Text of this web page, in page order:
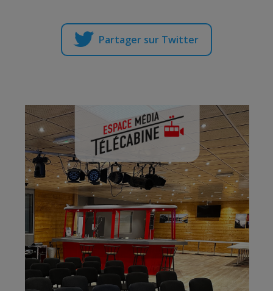
Partager sur Twitter